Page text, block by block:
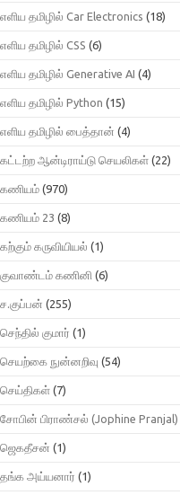
எளிய தமிழில் Car Electronics (18)
எளிய தமிழில் CSS (6)
எளிய தமிழில் Generative AI (4)
எளிய தமிழில் Python (15)
எளிய தமிழில் பைத்தான் (4)
கட்டற்ற ஆன்டிராய்டு செயலிகள் (22)
கணியம் (970)
கணியம் 23 (8)
கற்கும் கருவியியல் (1)
குவாண்டம் கணினி (6)
ச.குப்பன் (255)
செந்தில் குமார் (1)
செயற்கை நுன்னறிவு (54)
செய்திகள் (7)
சோபின் பிராண்சல் (Jophine Pranjal)
ஜெகதீசன் (1)
தங்க அய்யனார் (1)